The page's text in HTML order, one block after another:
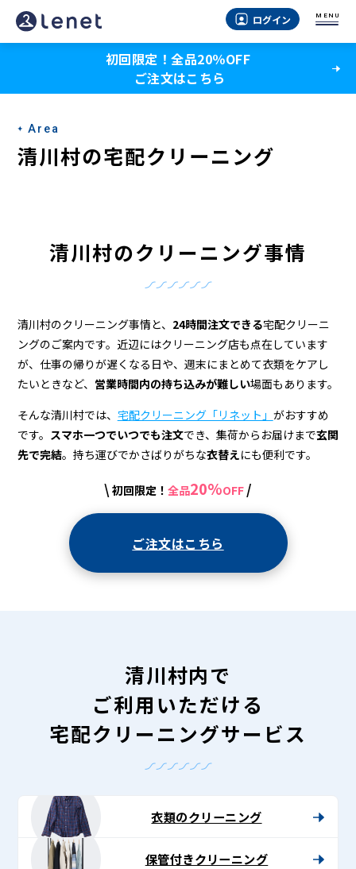
清
川
の
ク
リ
＆
宅
配
ク
リ
ー
ログイン MENU
初回限定！全品20％OFF
ご注文はこちら
Area
清川村の宅配クリーニング
清川村のクリーニング事情
清川村のクリーニング事情と、 24時間注文できる宅配クリーニ
ングのご案内です。近辺にはクリーニング店も点在しています
が、仕事の帰りが遅くなる日や、週末にまとめて衣類をケアし
たいときなど、 営業時間内の持ち込みが難しい場面もあります。
そんな清川村では、 宅配クリーニング「リネット」 がおすすめ
です。 スマホ一つでいつでも注文でき、集荷からお届けまで玄関
先で完結。持ち運びでかさばりがちな衣替えにも便利です。
\ 初回限定！ 全品20%OFF /
ご注文はこちら
清川村内で
ご利用いただける
宅配クリーニングサービス
衣類のクリーニング
保管付きクリーニング